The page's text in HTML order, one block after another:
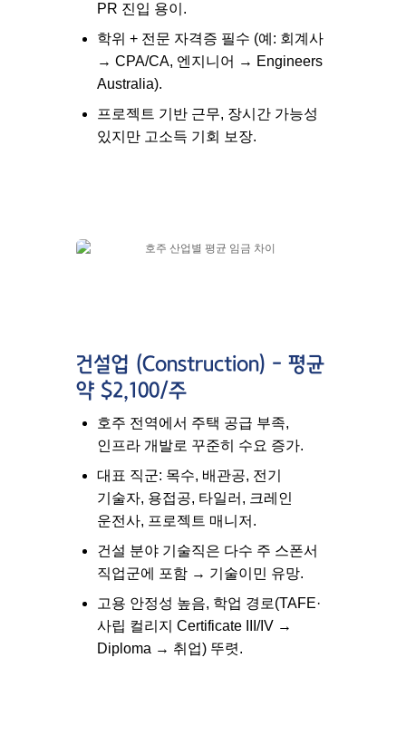
PR 진입 용이.
학위 + 전문 자격증 필수 (예: 회계사
→ CPA/CA, 엔지니어 → Engineers
Australia).
프로젝트 기반 근무, 장시간 가능성
있지만 고소득 기회 보장.
건설업 (Construction) – 평균
약 $2,100/주
호주 전역에서 주택 공급 부족,
인프라 개발로 꾸준히 수요 증가.
대표 직군: 목수, 배관공, 전기
기술자, 용접공, 타일러, 크레인
운전사, 프로젝트 매니저.
건설 분야 기술직은 다수 주 스폰서
직업군에 포함 → 기술이민 유망.
고용 안정성 높음, 학업 경로(TAFE·
사립 컬리지 Certificate III/IV →
Diploma → 취업) 뚜렷.